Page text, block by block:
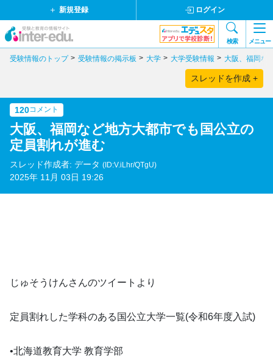
新規登録 ログイン
検索 メニュー
受験情報のトップ 受験情報の掲示板 大学 大学受験情報 大阪、福岡な
スレッドを作成 +
120コメント
大阪、福岡など地方大都市でも国公立の
定員割れが進む
スレッド作成者: データ (ID:V.iLhr/QTgU)
2025年 11月 03日 19:26
じゅそうけんさんのツイートより
定員割れした学科のある国公立大学一覧(令和6年度入試)
•北海道教育大学 教育学部